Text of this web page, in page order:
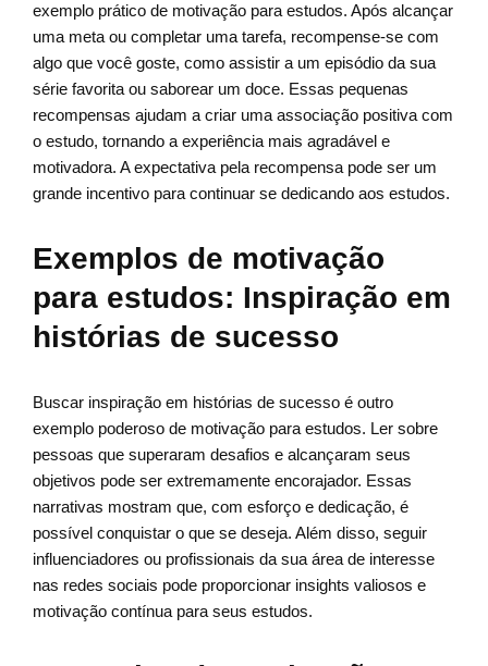
exemplo prático de motivação para estudos. Após alcançar
uma meta ou completar uma tarefa, recompense-se com
algo que você goste, como assistir a um episódio da sua
série favorita ou saborear um doce. Essas pequenas
recompensas ajudam a criar uma associação positiva com
o estudo, tornando a experiência mais agradável e
motivadora. A expectativa pela recompensa pode ser um
grande incentivo para continuar se dedicando aos estudos.
Exemplos de motivação
para estudos: Inspiração em
histórias de sucesso
Buscar inspiração em histórias de sucesso é outro
exemplo poderoso de motivação para estudos. Ler sobre
pessoas que superaram desafios e alcançaram seus
objetivos pode ser extremamente encorajador. Essas
narrativas mostram que, com esforço e dedicação, é
possível conquistar o que se deseja. Além disso, seguir
influenciadores ou profissionais da sua área de interesse
nas redes sociais pode proporcionar insights valiosos e
motivação contínua para seus estudos.